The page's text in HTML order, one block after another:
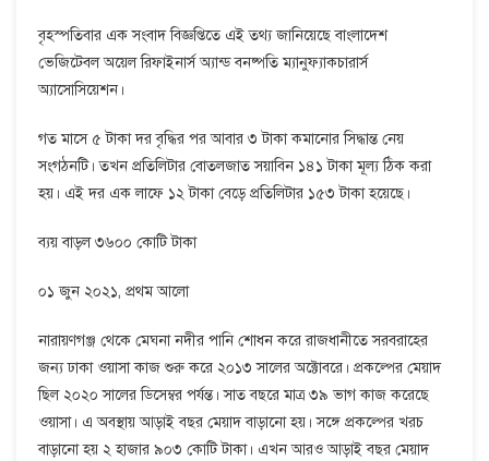
বৃহস্পতিবার এক সংবাদ বিজ্ঞপ্তিতে এই তথ্য জানিয়েছে বাংলাদেশ
ভেজিটেবল অয়েল রিফাইনার্স অ্যান্ড বনষ্পতি ম্যানুফ্যাকচারার্স
অ্যাসোসিয়েশন।
গত মাসে ৫ টাকা দর বৃদ্ধির পর আবার ৩ টাকা কমানোর সিদ্ধান্ত নেয়
সংগঠনটি। তখন প্রতিলিটার বোতলজাত সয়াবিন ১৪১ টাকা মূল্য ঠিক করা
হয়। এই দর এক লাফে ১২ টাকা বেড়ে প্রতিলিটার ১৫৩ টাকা হয়েছে।
ব্যয় বাড়ল ৩৬০০ কোটি টাকা
০১ জুন ২০২১, প্রথম আলো
নারায়ণগঞ্জ থেকে মেঘনা নদীর পানি শোধন করে রাজধানীতে সরবরাহের
জন্য ঢাকা ওয়াসা কাজ শুরু করে ২০১৩ সালের অক্টোবরে। প্রকল্পের মেয়াদ
ছিল ২০২০ সালের ডিসেম্বর পর্যন্ত। সাত বছরে মাত্র ৩৯ ভাগ কাজ করেছে
ওয়াসা। এ অবস্থায় আড়াই বছর মেয়াদ বাড়ানো হয়। সঙ্গে প্রকল্পের খরচ
বাড়ানো হয় ২ হাজার ৯০৩ কোটি টাকা। এখন আরও আড়াই বছর মেয়াদ